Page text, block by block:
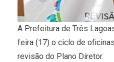
A Prefeitura de Três
feira (17) o ciclo de
revisão do Plano Diretor.